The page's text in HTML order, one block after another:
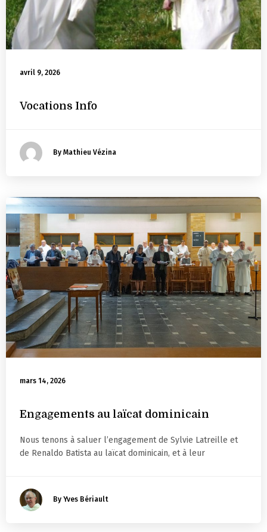
avril 9, 2026
Vocations Info
By Mathieu Vézina
mars 14, 2026
Engagements au laïcat dominicain
Nous tenons à saluer l’engagement de Sylvie Latreille et
de Renaldo Batista au laïcat dominicain, et à leur
By Yves Bériault